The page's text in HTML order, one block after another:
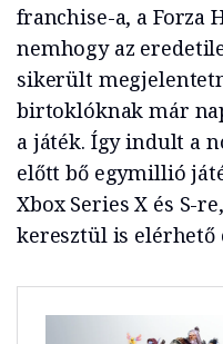
franchise-a, a Forza
nemhogy az
sikerült
birtoklóknak már
a játék. Így indult a
előtt bő egymillió
Xbox Series X és S-
keresztül is elérhető